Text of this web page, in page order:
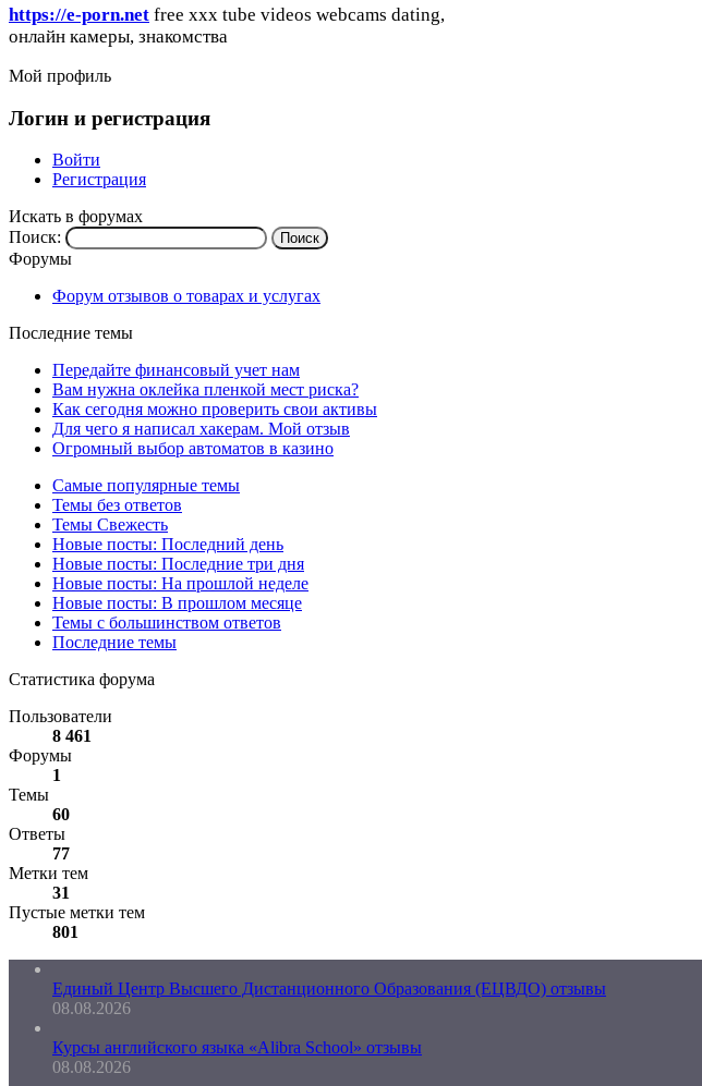
https://e-porn.net free xxx tube videos webcams dating,
онлайн камеры, знакомства
Мой профиль
Логин и регистрация
Войти
Регистрация
Искать в форумах
Поиск:
Форумы
Форум отзывов о товарах и услугах
Последние темы
Передайте финансовый учет нам
Вам нужна оклейка пленкой мест риска?
Как сегодня можно проверить свои активы
Для чего я написал хакерам. Мой отзыв
Огромный выбор автоматов в казино
Самые популярные темы
Темы без ответов
Темы Свежесть
Новые посты: Последний день
Новые посты: Последние три дня
Новые посты: На прошлой неделе
Новые посты: В прошлом месяце
Темы с большинством ответов
Последние темы
Статистика форума
Пользователи
8 461
Форумы
1
Темы
60
Ответы
77
Метки тем
31
Пустые метки тем
801
Единый Центр Высшего Дистанционного Образования (ЕЦВДО) отзывы
08.08.2026
Курсы английского языка «Alibra School» отзывы
08.08.2026